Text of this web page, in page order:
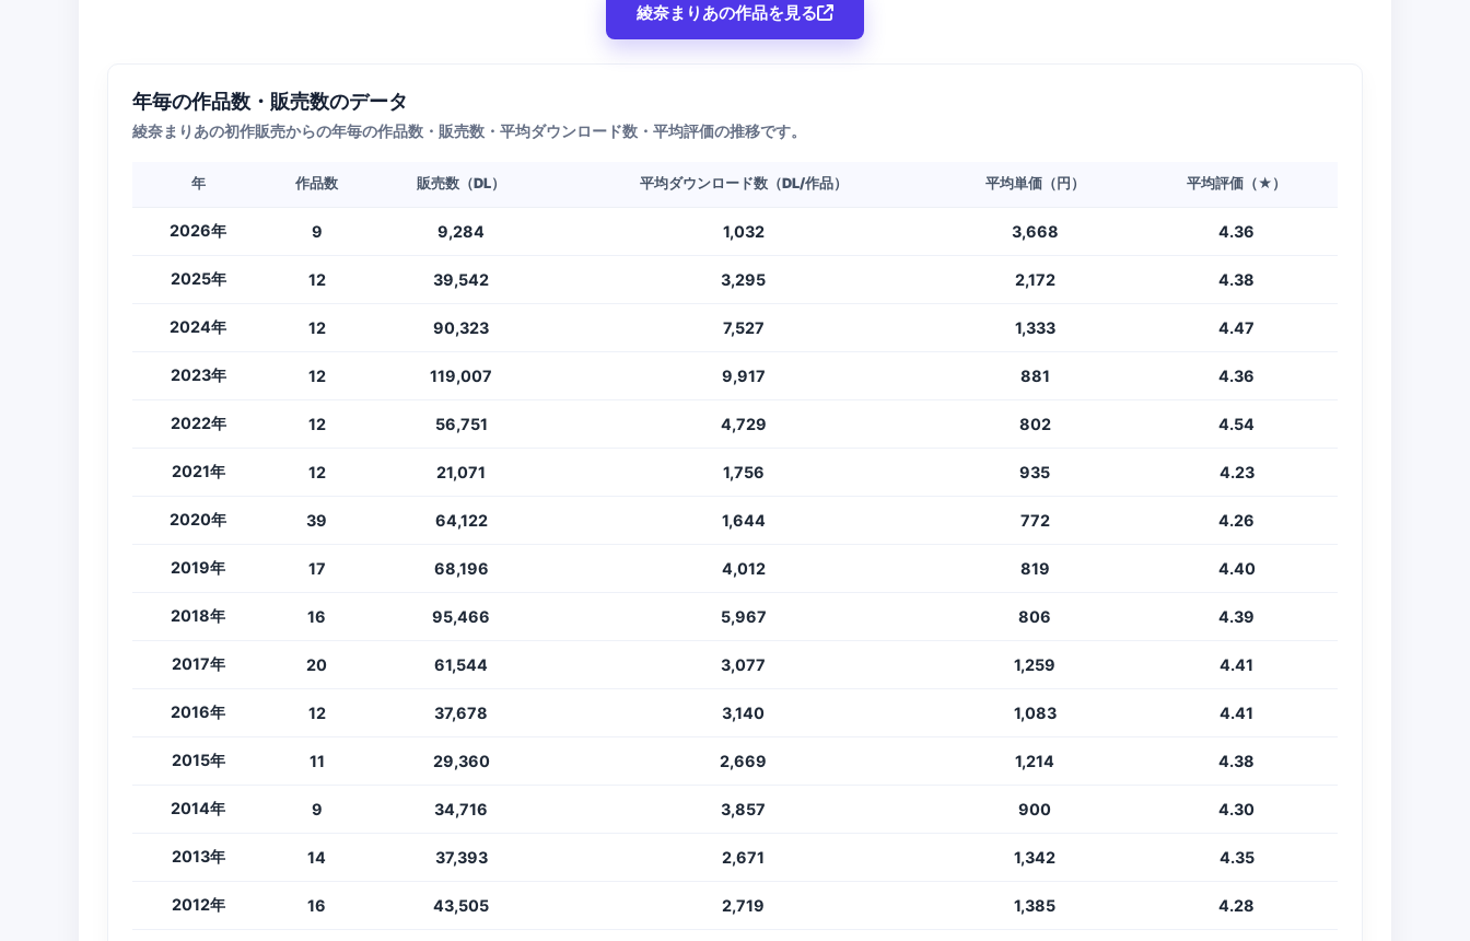
綾奈まりあの作品を見る
年毎の作品数・販売数のデータ
綾奈まりあの初作販売からの年毎の作品数・販売数・平均ダウンロード数・平均評価の推移です。
年 作品数 販売数（DL） 平均ダウンロード数（DL/作品） 平均単価（円） 平均評価（★）
2026年 9 9,284 1,032 3,668 4.36
2025年 12 39,542 3,295 2,172 4.38
2024年 12 90,323 7,527 1,333 4.47
2023年 12 119,007 9,917 881 4.36
2022年 12 56,751 4,729 802 4.54
2021年 12 21,071 1,756 935 4.23
2020年 39 64,122 1,644 772 4.26
2019年 17 68,196 4,012 819 4.40
2018年 16 95,466 5,967 806 4.39
2017年 20 61,544 3,077 1,259 4.41
2016年 12 37,678 3,140 1,083 4.41
2015年 11 29,360 2,669 1,214 4.38
2014年 9 34,716 3,857 900 4.30
2013年 14 37,393 2,671 1,342 4.35
2012年 16 43,505 2,719 1,385 4.28